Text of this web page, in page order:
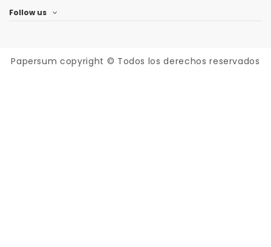
Follow us
Papersum copyright © Todos los derechos reservados